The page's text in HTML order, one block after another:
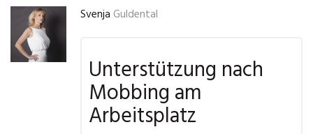
Svenja Guldental
Unterstützung nach
Mobbing am
Arbeitsplatz